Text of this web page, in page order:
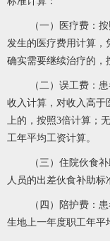
（一）医疗费：
发生的医疗费用计算，
确实需要继续治疗的，
（二）误工费：
收入计算，对收入高于
上的，按照3倍计算；
工年平均工资计算。
（三）住院伙食
人员的出差伙食补助标
（四）陪护费：
生地上一年度职工年平